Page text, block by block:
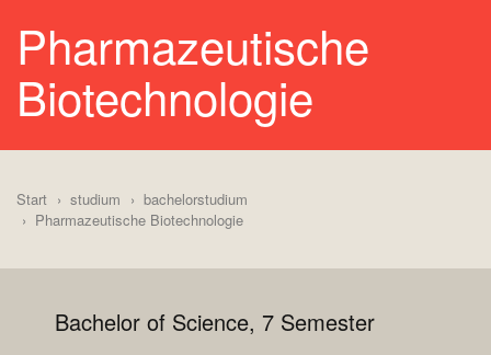
Pharmazeutische
Biotechnologie
Start studium
bachelorstudium
Pharmazeutische Biotechnologie
Bachelor of Science, 7 Semester